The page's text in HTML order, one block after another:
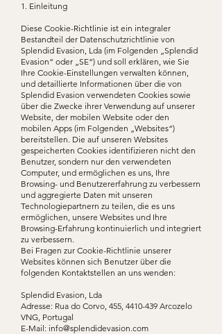
1. Einleitung
Diese Cookie-Richtlinie ist ein integraler
Bestandteil der Datenschutzrichtlinie von
Splendid Evasion, Lda (im Folgenden „Splendid
Evasion“ oder „SE“) und soll erklären, wie Sie
Ihre Cookie-Einstellungen verwalten können,
und detaillierte Informationen über die von
Splendid Evasion verwendeten Cookies sowie
über die Zwecke ihrer Verwendung auf unserer
Website, der mobilen Website oder den
mobilen Apps (im Folgenden „Websites“)
bereitstellen. Die auf unseren Websites
gespeicherten Cookies identifizieren nicht den
Benutzer, sondern nur den verwendeten
Computer, und ermöglichen es uns, Ihre
Browsing- und Benutzererfahrung zu verbessern
und aggregierte Daten mit unseren
Technologiepartnern zu teilen, die es uns
ermöglichen, unsere Websites und Ihre
Browsing-Erfahrung kontinuierlich und integriert
zu verbessern.
Bei Fragen zur Cookie-Richtlinie unserer
Websites können sich Benutzer über die
folgenden Kontaktstellen an uns wenden:
Splendid Evasion, Lda
Adresse: Rua do Corvo, 455, 4410-439 Arcozelo
VNG, Portugal
E-Mail: info@splendidevasion.com